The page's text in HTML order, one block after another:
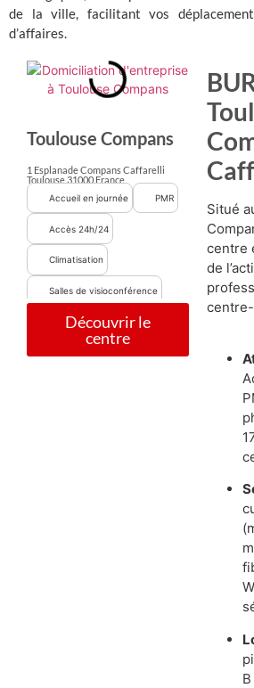
de la ville, facilitant vos
d’affaires
Situé
centre
de
Toulouse Compans
1 Esplanade Compans Caffarelli
Toulouse 31000 France
Accueil en journée PMR
Accès 24h/24
Climatisation
Salles de visioconférence
ParkingDécouvrir le
centre